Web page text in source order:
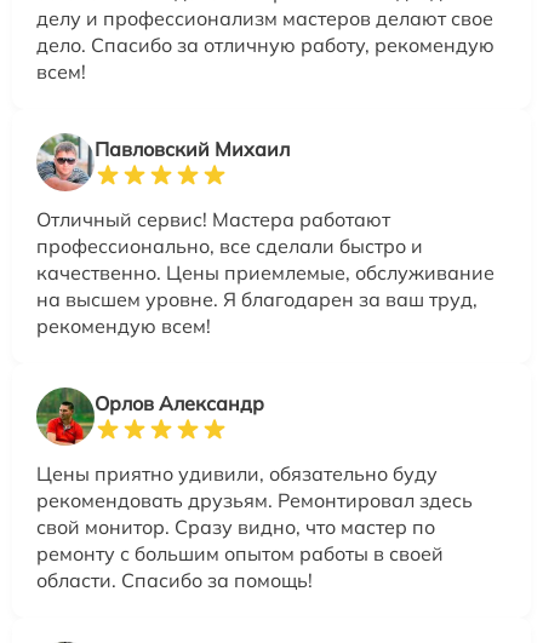
делу и профессионализм мастеров делают свое
дело. Спасибо за отличную работу, рекомендую
всем!
Павловский Михаил
Отличный сервис! Мастера работают
профессионально, все сделали быстро и
качественно. Цены приемлемые, обслуживание
на высшем уровне. Я благодарен за ваш труд,
рекомендую всем!
Орлов Александр
Цены приятно удивили, обязательно буду
рекомендовать друзьям. Ремонтировал здесь
свой монитор. Сразу видно, что мастер по
ремонту с большим опытом работы в своей
области. Спасибо за помощь!